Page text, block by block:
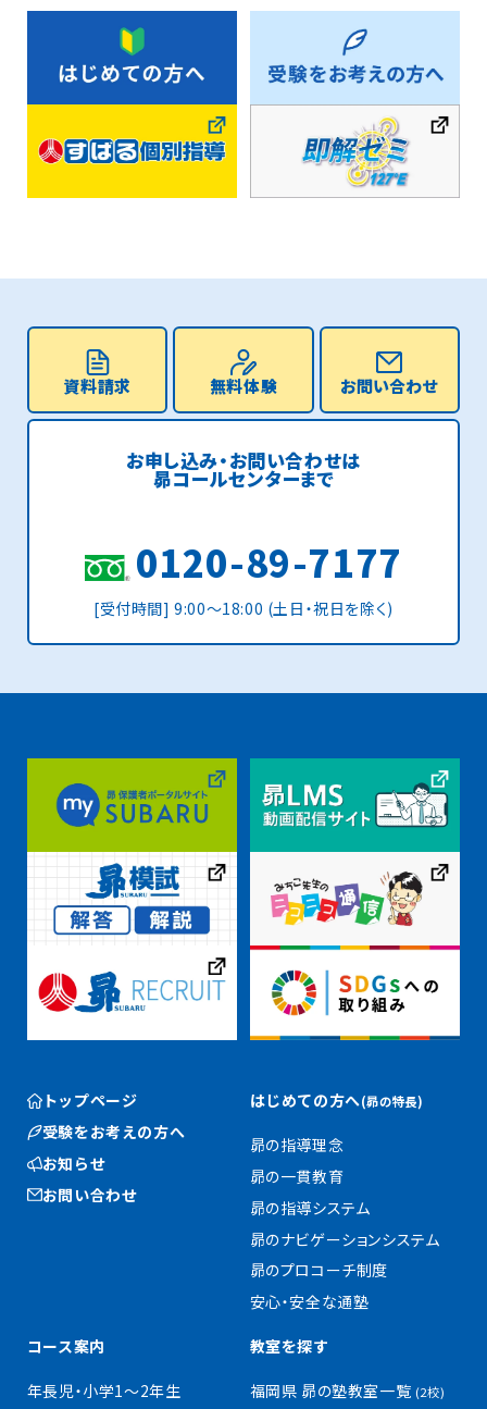
資料請求 無料体験 お問い合わせ
お申し込み・お問い合わせは
昴コールセンターまで
0120-89-7177
[受付時間] 9:00〜18:00 (土日・祝日を除く)
トップページ
受験をお考えの方へ
お知らせ
お問い合わせ
はじめての方へ(昴の特長)
昴の指導理念
昴の一貫教育
昴の指導システム
昴のナビゲーションシステム
昴のプロコーチ制度
安心・安全な通塾
コース案内
年長児・小学1〜2年生
教室を探す
福岡県 昴の塾教室一覧 (2校)